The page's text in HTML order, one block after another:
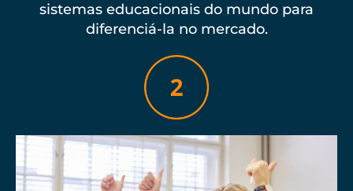
sistemas educacionais do mundo para
diferenciá-la no mercado.